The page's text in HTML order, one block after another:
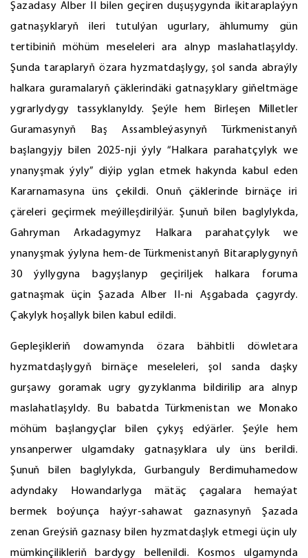
Şazadasy Alber II bilen geçiren duşuşygynda ikitaraplaýyn
gatnaşyklaryň ileri tutulýan ugurlary, ählumumy gün
tertibiniň möhüm meseleleri ara alnyp maslahatlaşyldy.
Şunda taraplaryň özara hyzmatdaşlygy, şol sanda abraýly
halkara guramalaryň çäklerindäki gatnaşyklary giňeltmäge
ygrarlydygy tassyklanyldy. Şeýle hem Birleşen Milletler
Guramasynyň Baş Assambleýasynyň Türkmenistanyň
başlangyjy bilen 2025-nji ýyly “Halkara parahatçylyk we
ynanyşmak ýyly” diýip yglan etmek hakynda kabul eden
Kararnamasyna üns çekildi. Onuň çäklerinde birnäçe iri
çäreleri geçirmek meýilleşdirilýär. Şunuň bilen baglylykda,
Gahryman Arkadagymyz Halkara parahatçylyk we
ynanyşmak ýylyna hem-de Türkmenistanyň Bitaraplygynyň
30 ýyllygyna bagyşlanyp geçiriljek halkara foruma
gatnaşmak üçin Şazada Alber II-ni Aşgabada çagyrdy.
Çakylyk hoşallyk bilen kabul edildi.
Gepleşikleriň dowamynda özara bähbitli döwletara
hyzmatdaşlygyň birnäçe meseleleri, şol sanda daşky
gurşawy goramak ugry gyzyklanma bildirilip ara alnyp
maslahatlaşyldy. Bu babatda Türkmenistan we Monako
möhüm başlangyçlar bilen çykyş edýärler. Şeýle hem
ynsanperwer ulgamdaky gatnaşyklara uly üns berildi.
Şunuň bilen baglylykda, Gurbanguly Berdimuhamedow
adyndaky Howandarlyga mätäç çagalara hemaýat
bermek boýunça haýyr-sahawat gaznasynyň Şazada
zenan Greýsiň gaznasy bilen hyzmatdaşlyk etmegi üçin uly
mümkinçilikleriň bardygy bellenildi. Kosmos ulgamynda